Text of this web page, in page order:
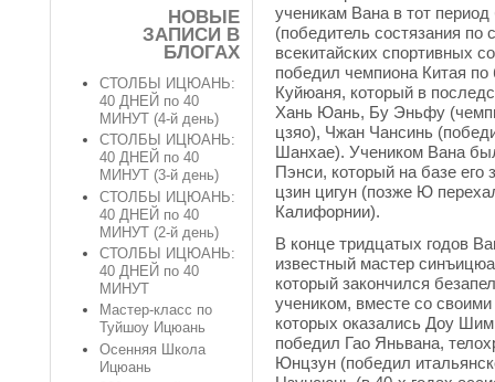
ученикам Вана в тот
(победитель состязания
всекитайских спортивных
победил чемпиона Китая
Куйюаня, который в
Хань Юань, Бу Эньфу
цзяо), Чжан Чансинь
Шанхае). Учеником Вана
Пэнси, который на базе его
цзин цигун (позже Ю
Калифорнии).
В конце тридцатых годов
известный мастер
который закончился
учеником, вместе со
которых оказались Доу
победил Гао Яньвана,
Юнцзун (победил
НОВЫЕ
ЗАПИСИ В
БЛОГАХ
СТОЛБЫ ИЦЮАНЬ:
40 ДНЕЙ по 40
МИНУТ (4-й день)
СТОЛБЫ ИЦЮАНЬ:
40 ДНЕЙ по 40
МИНУТ (3-й день)
СТОЛБЫ ИЦЮАНЬ:
40 ДНЕЙ по 40
МИНУТ (2-й день)
СТОЛБЫ ИЦЮАНЬ:
40 ДНЕЙ по 40
МИНУТ
Мастер-класс по
Туйшоу Ицюань
Осенняя Школа
Ицюань